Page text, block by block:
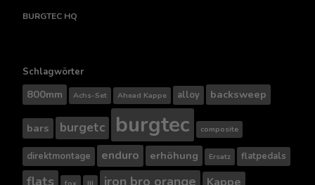
BURGTEC HQ
Schlagwörter
800mm Achs-Set Ahead Kappe alloy backsweep
bars burgetc burgtec composite
direktmontage enduro erhöhung Ersatz flatpedals
flats iron bro orange Kappe